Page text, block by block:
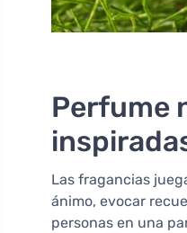
Perfume
Las fragancias
ánimo, evocar
personas en una